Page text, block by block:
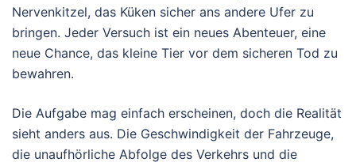
Nervenkitzel, das Küken sicher ans andere Ufer zu
bringen. Jeder Versuch ist ein neues Abenteuer, eine
neue Chance, das kleine Tier vor dem sicheren Tod zu
bewahren.
Die Aufgabe mag einfach erscheinen, doch die Realität
sieht anders aus. Die Geschwindigkeit der Fahrzeuge,
die unaufhörliche Abfolge des Verkehrs und die